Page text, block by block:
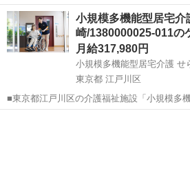
いたま見沼」で計画作成担当者（ケアマネー
集。 ◇夜勤なし！日勤のみの安定シフト！ ◇年間休日120日以上！ ◇
昇給・賞与あり！ ◇ケアマ...
埼玉 さいたま市 ケアマネージャー
小規模多機能型居宅介
崎/1380000025-011
月給317,980円
小規模多機能型居宅介護 せ
東京都 江戸川区
■東京都江戸川区の介護福祉施設「小規模多
崎」で正社員の計画作成担当者（ケアマネー